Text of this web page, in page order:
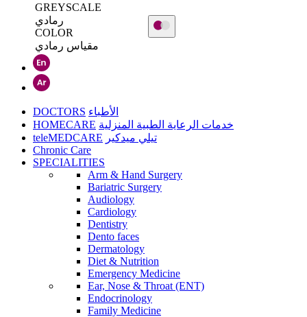
GREYSCALE
رمادي
COLOR
مقياس رمادي
DOCTORS الأطباء
HOMECARE خدمات الرعاية الطبية المنزلية
teleMEDCARE تيلي ميدكير
Chronic Care
SPECIALITIES
Arm & Hand Surgery
Bariatric Surgery
Audiology
Cardiology
Dentistry
Dento faces
Dermatology
Diet & Nutrition
Emergency Medicine
Ear, Nose & Throat (ENT)
Endocrinology
Family Medicine